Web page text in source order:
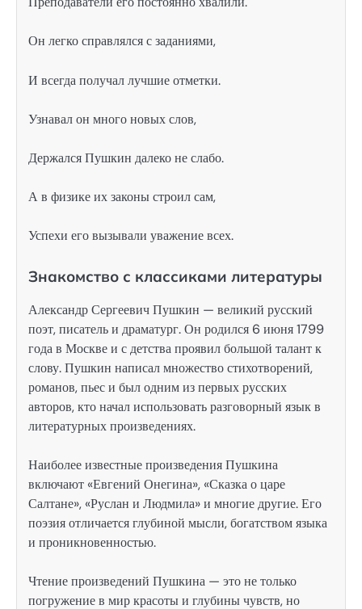
Он легко справлялся с заданиями,
И всегда получал лучшие отметки.
Узнавал он много новых слов,
Держался Пушкин далеко не слабо.
А в физике их законы строил сам,
Успехи его вызывали уважение всех.
Знакомство с классиками литературы
Александр Сергеевич Пушкин — великий русский
поэт, писатель и драматург. Он родился 6 июня 1799
года в Москве и с детства проявил большой талант к
слову. Пушкин написал множество стихотворений,
романов, пьес и был одним из первых русских
авторов, кто начал использовать разговорный язык в
литературных произведениях.
Наиболее известные произведения Пушкина
включают «Евгений Онегина», «Сказка о царе
Салтане», «Руслан и Людмила» и многие другие. Его
поэзия отличается глубиной мысли, богатством языка
и проникновенностью.
Чтение произведений Пушкина — это не только
погружение в мир красоты и глубины чувств, но